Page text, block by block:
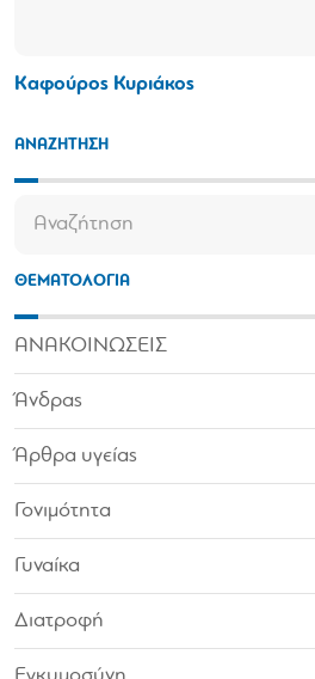
Καφούρος Κυριάκος
ΑΝΑΖΗΤΗΣΗ
ΘΕΜΑΤΟΛΟΓΙΑ
ΑΝΑΚΟΙΝΩΣΕΙΣ
Άνδρας
Άρθρα υγείας
Γονιμότητα
Γυναίκα
Διατροφή